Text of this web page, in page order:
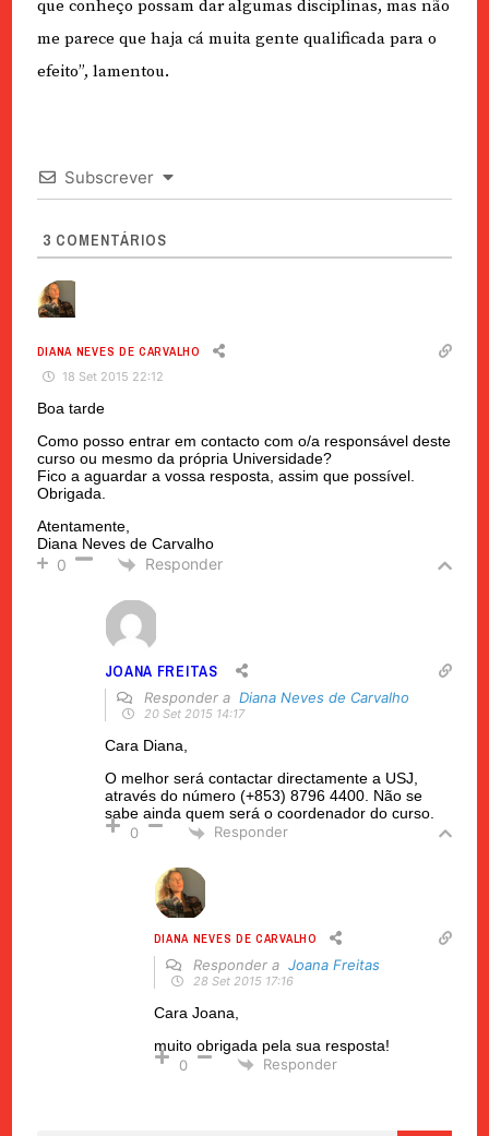
que conheço possam dar algumas disciplinas, mas não
me parece que haja cá muita gente qualificada para o
efeito”, lamentou.
Subscrever
3 COMENTÁRIOS
DIANA NEVES DE CARVALHO
18 Set 2015 22:12
Boa tarde
Como posso entrar em contacto com o/a responsável deste
curso ou mesmo da própria Universidade?
Fico a aguardar a vossa resposta, assim que possível.
Obrigada.
Atentamente,
Diana Neves de Carvalho
0 Responder
JOANA FREITAS
Responder a Diana Neves de Carvalho
20 Set 2015 14:17
Cara Diana,
O melhor será contactar directamente a USJ,
através do número (+853) 8796 4400. Não se
sabe ainda quem será o coordenador do curso.
0
Responder
DIANA NEVES DE CARVALHO
Responder a Joana Freitas
28 Set 2015 17:16
Cara Joana,
muito obrigada pela sua resposta!
0
Responder